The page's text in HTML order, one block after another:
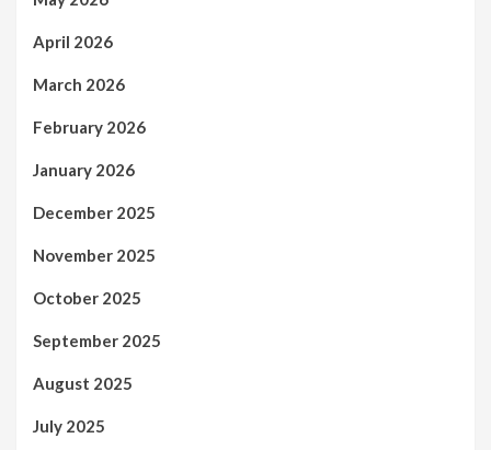
April 2026
March 2026
February 2026
January 2026
December 2025
November 2025
October 2025
September 2025
August 2025
July 2025